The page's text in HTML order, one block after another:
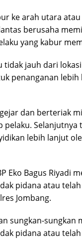
ke arah utara
berusaha
yang kabur
jauh dari
penanganan
dan berteriak
pelaku.
lebih lanjut
Eko Bagus Riyadi
pidana atau
Jombang.
sungkan-sungkan
pidana atau